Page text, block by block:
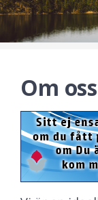
Om oss